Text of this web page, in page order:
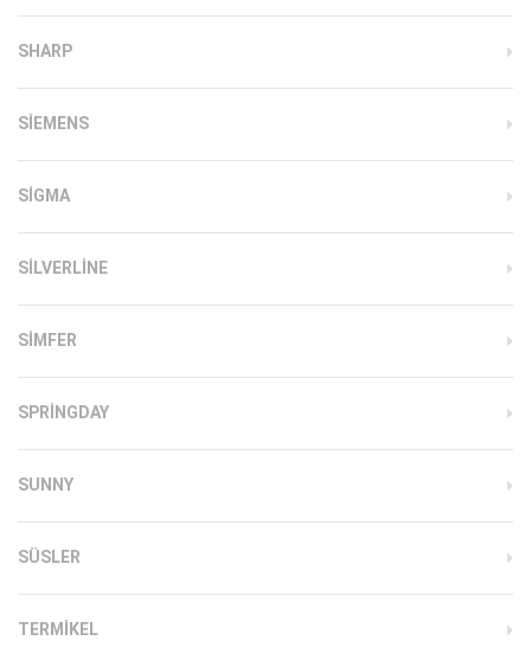
SHARP
SIEMENS
SIGMA
SILVERLINE
SIMFER
SPRINGDAY
SUNNY
SÜSLER
TERMIKEL